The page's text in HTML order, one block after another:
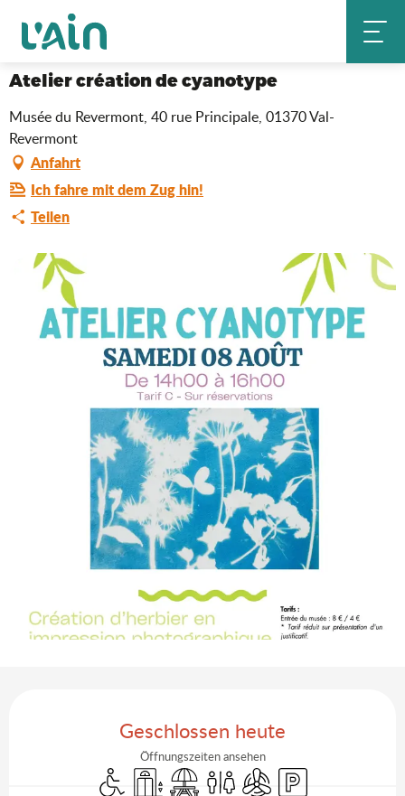
contenu
principal
Startseite
Atelier création de cyanotype
Musée du Revermont, 40 rue Principale, 01370 Val-
Revermont
Anfahrt
Ich fahre mit dem Zug hin!
Teilen
Geschlossen heute
Öffnungszeiten ansehen
Zugang für Behinderte
AufzugPicknickplatz
ToilettenKlimaanlage
Parkplatz